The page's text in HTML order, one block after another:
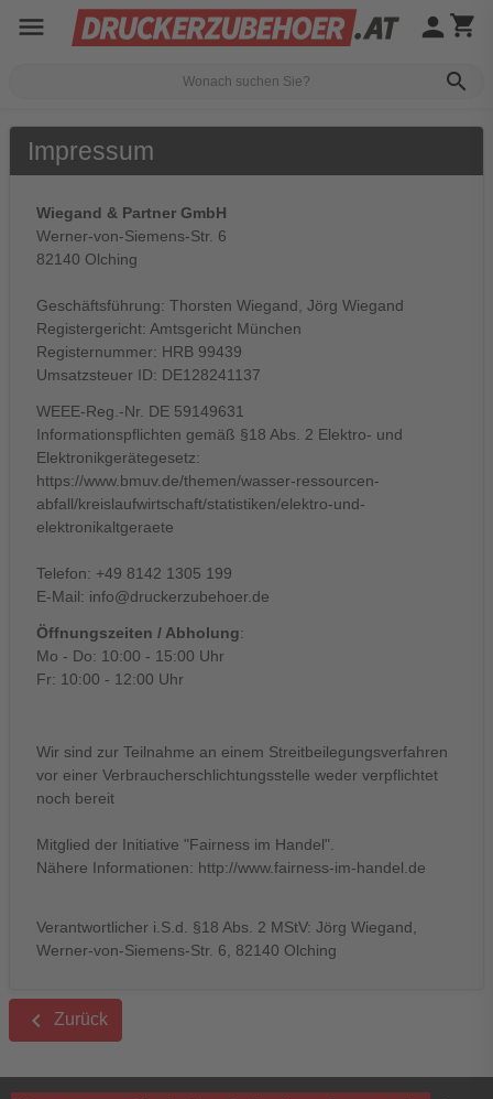
menu
search
person shopping_cart
Impressum
Wiegand & Partner GmbH
Werner-von-Siemens-Str. 6
82140 Olching
Geschäftsführung: Thorsten Wiegand, Jörg Wiegand
Registergericht: Amtsgericht München
Registernummer: HRB 99439
Umsatzsteuer ID: DE128241137
WEEE-Reg.-Nr. DE 59149631
Informationspflichten gemäß §18 Abs. 2 Elektro- und
Elektronikgerätegesetz:
https://www.bmuv.de/themen/wasser-ressourcen-
abfall/kreislaufwirtschaft/statistiken/elektro-und-
elektronikaltgeraete
Telefon: +49 8142 1305 199
E-Mail: info@druckerzubehoer.de
Öffnungszeiten / Abholung:
Mo - Do: 10:00 - 15:00 Uhr
Fr: 10:00 - 12:00 Uhr
Wir sind zur Teilnahme an einem Streitbeilegungsverfahren
vor einer Verbraucherschlichtungsstelle weder verpflichtet
noch bereit
Mitglied der Initiative "Fairness im Handel".
Nähere Informationen: http://www.fairness-im-handel.de
Verantwortlicher i.S.d. §18 Abs. 2 MStV: Jörg Wiegand,
Werner-von-Siemens-Str. 6, 82140 Olching
keyboard_arrow_left Zurück